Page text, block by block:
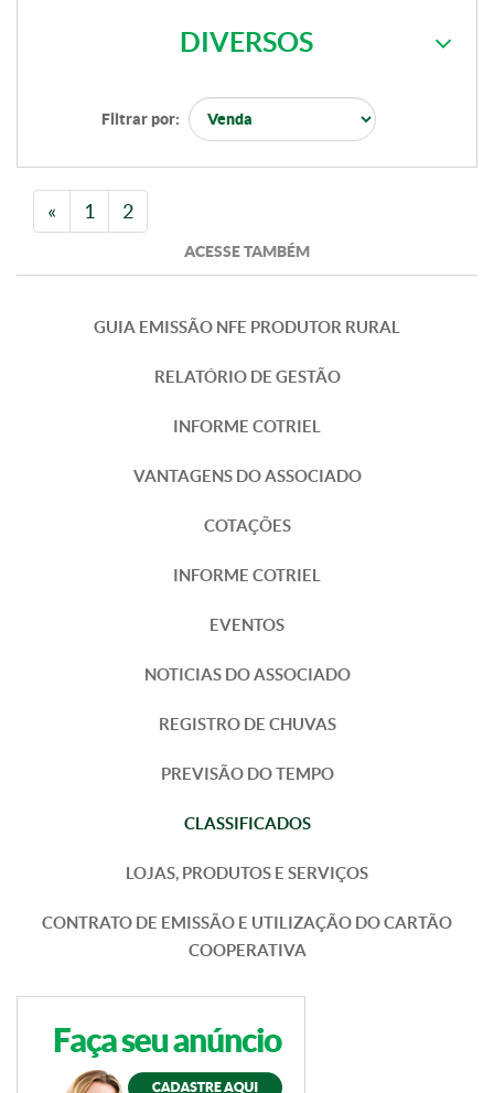
DIVERSOS
Filtrar por:
« 1 2
ACESSE TAMBÉM
GUIA EMISSÃO NFE PRODUTOR RURAL
RELATÓRIO DE GESTÃO
INFORME COTRIEL
VANTAGENS DO ASSOCIADO
COTAÇÕES
INFORME COTRIEL
EVENTOS
NOTICIAS DO ASSOCIADO
REGISTRO DE CHUVAS
PREVISÃO DO TEMPO
CLASSIFICADOS
LOJAS, PRODUTOS E SERVIÇOS
CONTRATO DE EMISSÃO E UTILIZAÇÃO DO CARTÃO
COOPERATIVA